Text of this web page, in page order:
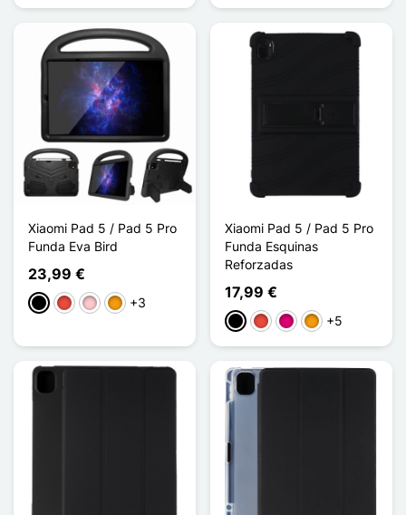
Xiaomi Pad 5 / Pad 5 Pro
Funda Eva Bird
23,99 €
NegroRojoRosaNaranja
+3
Xiaomi Pad 5 / Pad 5 Pro
Funda Esquinas
Reforzadas
17,99 €
NegroRojoMagenta
Naranja
+5